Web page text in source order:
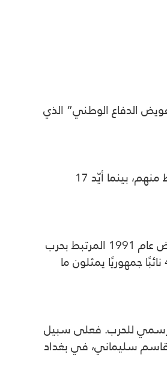
الدفاع الوطني” الذي
وجاءت نتيجة التصويت على القانون بأغلبية 231 صوتًا مقابل 196، حيث حظي بدعم غير معتاد من بعض الجمهوريين، إذ عارضه أربعة فقط منهم، بينما أيّد 17
أما التعديل الأبرز ضمن هذا المشروع، فتمثل في إلغاء تفويضَي الحرب القديمين: تفويض عام 2002 الذي استُخدم لغزو العراق، وتفويض عام 1991 المرتبط بحرب
الخليج. وقد نال هذا التعديل تأييدًا واسعًا، حيث صوّت لصالحه 261 نائبًا مقابل 167، بدعم كامل من الكتلة الديمقراطية، بالإضافة إلى 49 نائبًا جمهوريًا يمثلون ما
رسمي للحرب. فعلى سبيل
قاسم سليماني، في بغداد